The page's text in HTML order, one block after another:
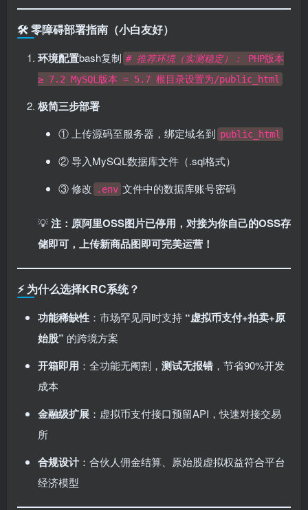
🛠️ ​零障碍部署指南（小白友好）​
环境配置bash复制 # 推荐环境（实测稳定）：
PHP版本
≥ 7.2 MySQL版本 = 5.7 根目录设置为/public_html
极简三步部署
① 上传源码至服务器，绑定域名到 public_html
② 导入MySQL数据库文件（.sql格式）
③ 修改
.env 文件中的数据库账号密码
💡 ​注：原阿里OSS图片已停用，对接为你自己的OSS存
储即可，上传新商品图即可完美运营！​
⚡️ ​为什么选择KRC系统？
功能稀缺性 ：市场罕见同时支持 ​ ​“虚拟币支付+拍卖+原
始股”​ 的跨境方案
开箱即用 ：全功能无阉割，​ 测试无报错，节省90%开发
成本
金融级扩展 ：虚拟币支付接口预留API，快速对接交易
所
合规设计：合伙人佣金结算、原始股虚拟权益符合平台
经济模型